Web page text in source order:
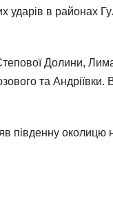
ударів в районах
Долини,
та Андріївки.
південну околицю